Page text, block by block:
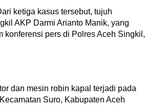
ketiga kasus tersebut, tujuh
AKP Darmi Arianto Manik, yang
pers di Polres Aceh Singkil,
dan mesin robin kapal terjadi pada
Suro, Kabupaten Aceh